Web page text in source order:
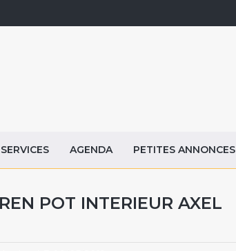
AGENDA PETITES ANNONCES
POT INTERIEUR AXEL